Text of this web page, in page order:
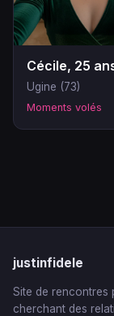
Cécile, 25
Ugine (73)
Moments volés
justinfidele
Site de rencontres
cherchant des